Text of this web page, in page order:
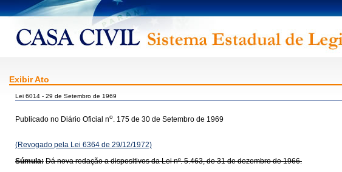
Exibir Ato
Lei 6014 - 29 de Setembro de 1969
Publicado no Diário Oficial no. 175 de 30 de Setembro de 1969
(Revogado pela Lei 6364 de 29/12/1972)
Súmula: Dá nova redação a dispositivos da Lei nº. 5.463, de 31 de dezembro de 1966.